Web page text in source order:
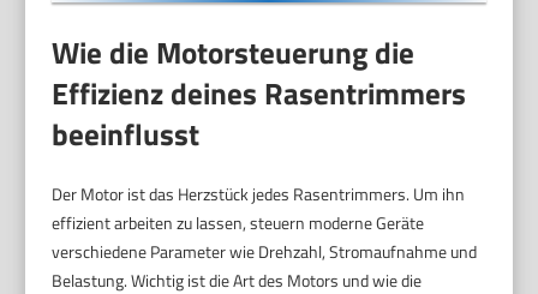
Wie die Motorsteuerung die
Effizienz deines Rasentrimmers
beeinflusst
Der Motor ist das Herzstück jedes Rasentrimmers. Um ihn
effizient arbeiten zu lassen, steuern moderne Geräte
verschiedene Parameter wie Drehzahl, Stromaufnahme und
Belastung. Wichtig ist die Art des Motors und wie die